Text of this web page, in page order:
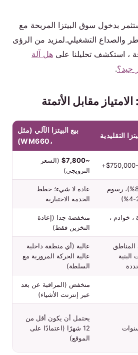
بدخول سوق البيتزا المربحة مع
والصداع التشغيلي.لمزيد من الرؤى
، استكشف تحليلنا على هل آلة
جيد؟.
مقابل الأتمتة
التقليدية
بيع البيتزا الآلي (مثل
،WM660)
~$7,800
(السعر
الترويجي)
إتاوات (5-8%)، رسوم
عادة لا شيء؛ خطط
الخدمة الاختيارية
، خوادم ،
منخفضة جدا (إعادة
التخزين فقط)
البنية
عالية (أي منطقة داخلية
عالية الحركة المرورية مع
السلطة)
منخفض (المراقبة عن بعد
عبر إنترنت الأشياء)
يحتمل أن يكون أقل من
12 شهرًا (اعتمادًا على
الموقع)